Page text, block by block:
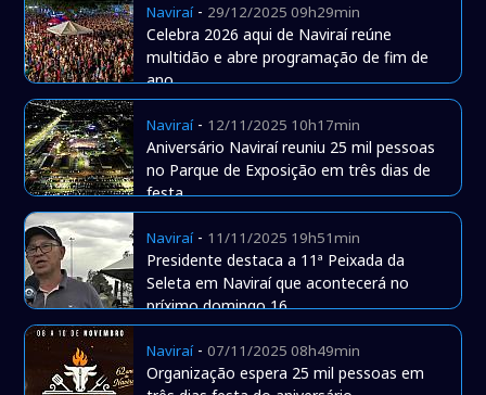
Naviraí- 29/12/2025 09h29min
Celebra 2026 aqui de Naviraí reúne
multidão e abre programação de fim de
ano
Naviraí- 12/11/2025 10h17min
Aniversário Naviraí reuniu 25 mil pessoas
no Parque de Exposição em três dias de
festa
Naviraí- 11/11/2025 19h51min
Presidente destaca a 11ª Peixada da
Seleta em Naviraí que acontecerá no
príximo domingo 16
Naviraí-07/11/2025 08h49min
Organização espera 25 mil pessoas em